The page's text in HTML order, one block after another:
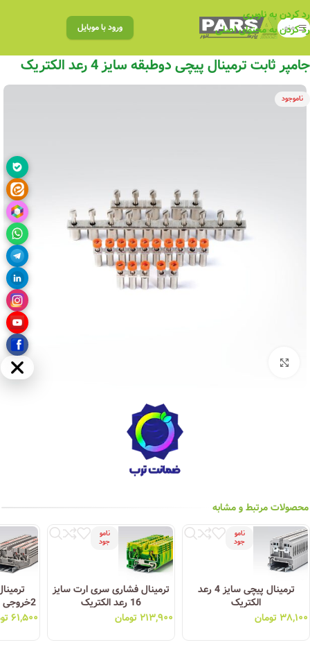
رد کردن به ناوبری
رد کردن به محتوای اصلی
منو ورود با موبایل
جامپر ثابت ترمینال پیچی دوطبقه سایز 4 رعد الکتریک
ناموجود
محصولات مرتبط و مشابه
نامو
جود
ترمینال پیچی سایز 4 رعد
الکتریک
۳۸,۱۰۰ تومان
نامو
جود
ترمینال فشاری سری ارت سایز
16 رعد الکتریک
۲۱۳,۹۰۰ تومان
2خروجی سایز 2.5 رعد الکتریک
۶۱,۵۰۰